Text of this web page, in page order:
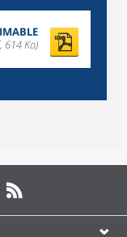
614 Ko)